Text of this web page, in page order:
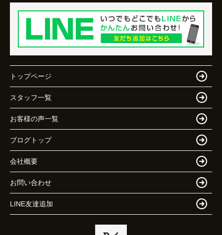
トップページ
スタッフ一覧
お客様の声一覧
ブログトップ
会社概要
お問い合わせ
LINE友達追加